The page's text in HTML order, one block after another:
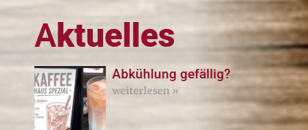
Aktuelles
Abkühlung gefällig?
weiterlesen »